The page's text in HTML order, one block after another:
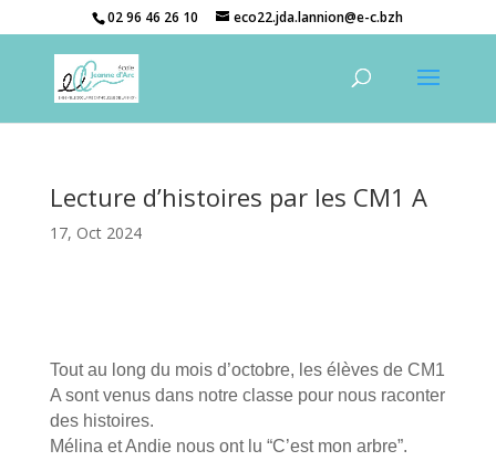
02 96 46 26 10 eco22.jda.lannion@e-c.bzh
Lecture d’histoires par les CM1 A
17, Oct 2024
Tout au long du mois d’octobre, les élèves de CM1
A sont venus dans notre classe pour nous raconter
des histoires.
Mélina et Andie nous ont lu “C’est mon arbre”.